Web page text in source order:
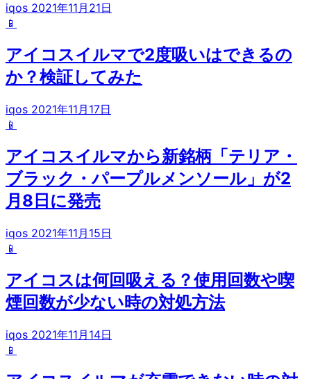
iqos 2021年11月21日
📱
アイコスイルマで2度吸いはできるの
か？検証してみた
iqos 2021年11月17日
📱
アイコスイルマから新銘柄「テリア・
ブラック・パープルメンソール」が2
月8日に発売
iqos 2021年11月15日
📱
アイコスは何回吸える？使用回数や喫
煙回数が少ない時の対処方法
iqos 2021年11月14日
📱